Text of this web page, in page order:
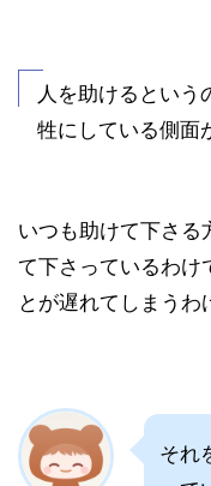
人を助けるという
牲にしている側面
いつも助けて下さ
て下さっているわけ
とが遅れてしまうわ
それ